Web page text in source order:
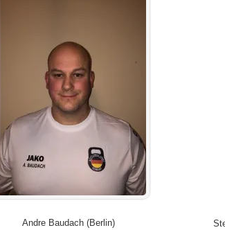
Andre Baudach (Berlin)